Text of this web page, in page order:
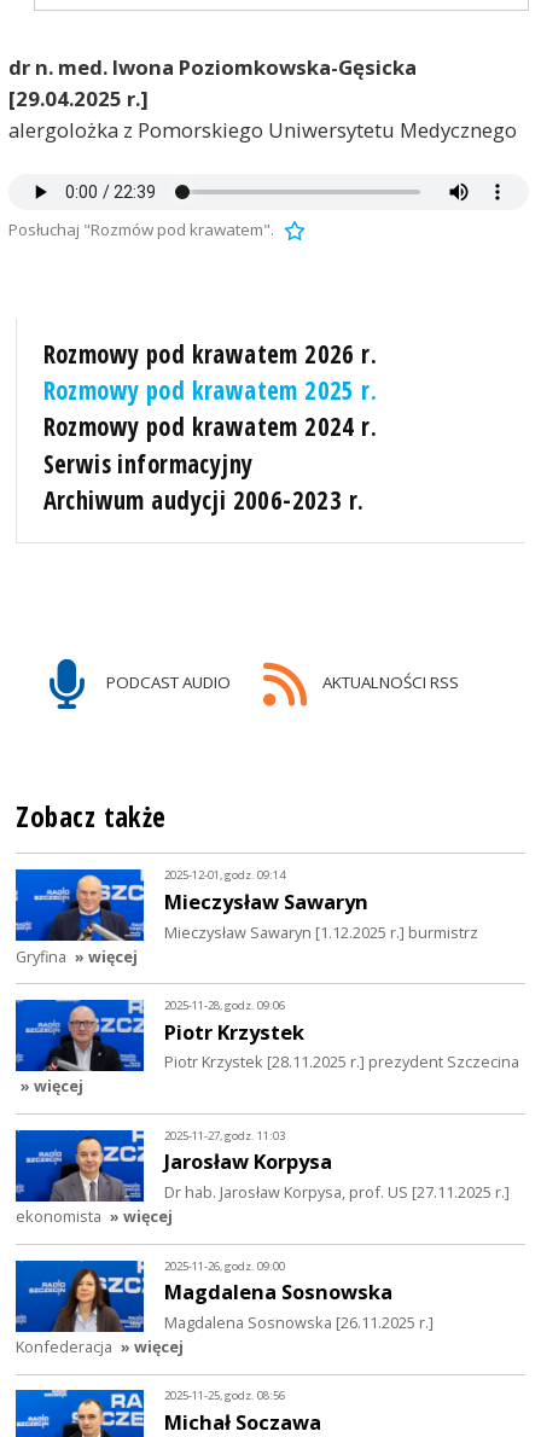
dr n. med. Iwona Poziomkowska-Gęsicka
[29.04.2025 r.]
alergolożka z Pomorskiego Uniwersytetu Medycznego
Posłuchaj "Rozmów pod krawatem".
Rozmowy pod krawatem 2026 r.
Rozmowy pod krawatem 2025 r.
Rozmowy pod krawatem 2024 r.
Serwis informacyjny
Archiwum audycji 2006-2023 r.
PODCAST AUDIO AKTUALNOŚCI RSS
Zobacz także
2025-12-01, godz. 09:14
Mieczysław Sawaryn
Mieczysław Sawaryn [1.12.2025 r.] burmistrz
Gryfina » więcej
2025-11-28, godz. 09:06
Piotr Krzystek
Piotr Krzystek [28.11.2025 r.] prezydent Szczecina
» więcej
2025-11-27, godz. 11:03
Jarosław Korpysa
Dr hab. Jarosław Korpysa, prof. US [27.11.2025 r.]
ekonomista » więcej
2025-11-26, godz. 09:00
Magdalena Sosnowska
Magdalena Sosnowska [26.11.2025 r.]
Konfederacja » więcej
2025-11-25, godz. 08:56
Michał Soczawa